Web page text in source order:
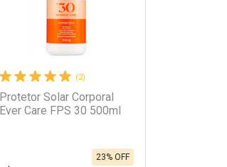
(2)
Protetor Solar Corporal
Ever Care FPS 30 500ml
23% OFF